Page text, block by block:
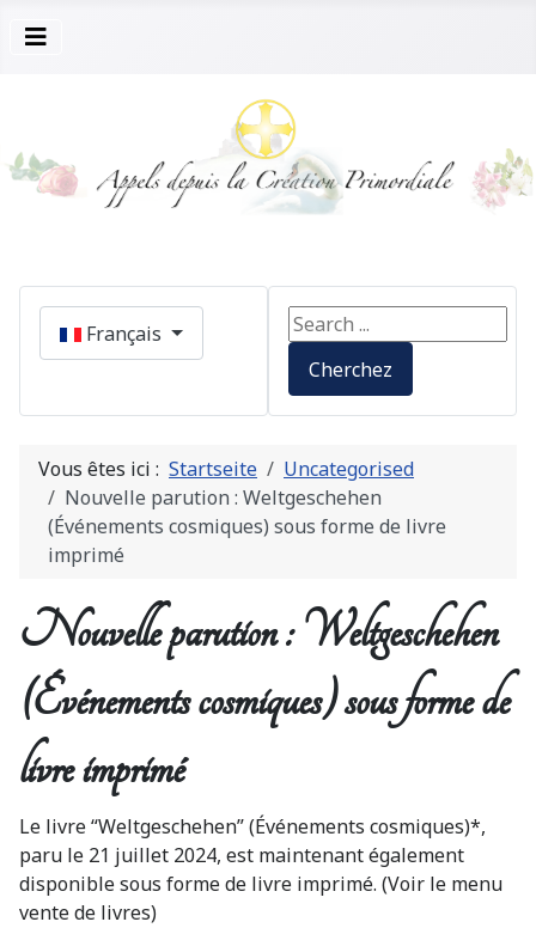
Français
Search ...
Cherchez
Vous êtes ici : Startseite
Uncategorised
Nouvelle parution : Weltgeschehen
(Événements cosmiques) sous forme de livre
imprimé
Nouvelle parution : Weltgeschehen
(Événements cosmiques) sous forme de
livre imprimé
Le livre “Weltgeschehen” (Événements cosmiques)*,
paru le 21 juillet 2024, est maintenant également
disponible sous forme de livre imprimé. (Voir le menu
vente de livres)